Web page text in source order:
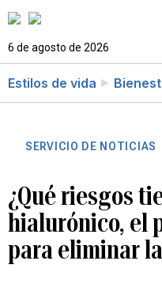
6 de agosto de 2026
Estilos de vida
SERVICIO DE NOTICIAS
¿Qué riesgos
hialurónico, el
para eliminar